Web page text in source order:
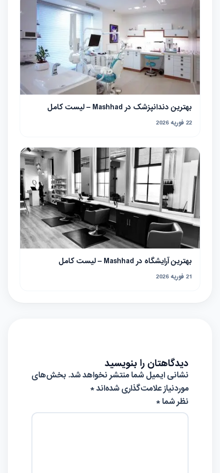
بهترین دندانپزشک در Mashhad – لیست کامل
22 فوریه 2026
بهترین آرایشگاه در Mashhad – لیست کامل
21 فوریه 2026
دیدگاهتان را بنویسید
نشانی ایمیل شما منتشر نخواهد شد. بخش‌های
موردنیاز علامت‌گذاری شده‌اند*
نظر شما *